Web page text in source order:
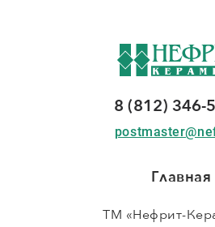
8 (812) 346-
Главная
ТМ «Нефрит-